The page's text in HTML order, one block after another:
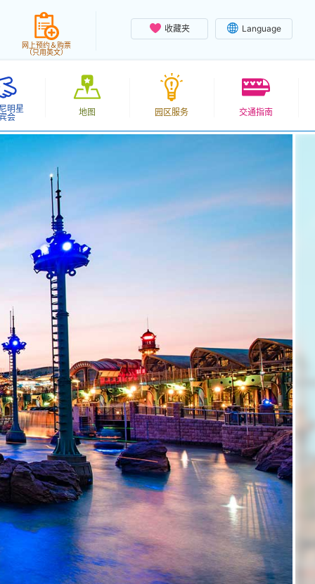
收藏夹 Language
网上预约＆购票
（只用英文）
明星
会
地图 园区服务 交通指南